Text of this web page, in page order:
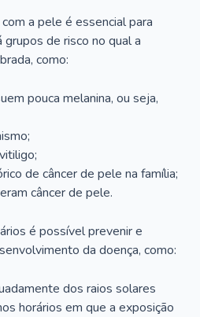
a pele é essencial para
grupos de risco no qual a
como:
pouca melanina, ou seja,
de câncer de pele na família;
câncer de pele.
é possível prevenir e
da doença, como:
dos raios solares
horários em que a exposição